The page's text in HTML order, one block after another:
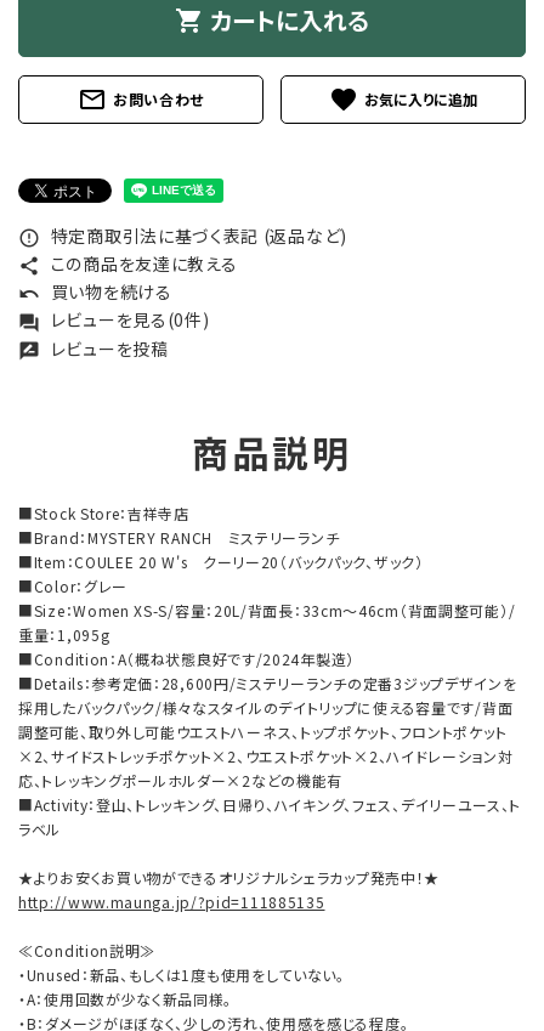
shopping_cart カートに入れる
mail_outline お問い合わせ favorite
error_outline 特定商取引法に基づく表記 (返品など)
share この商品を友達に教える
undo 買い物を続ける
forum レビューを見る(0件)
rate_review レビューを投稿
商品説明
■Stock Store：吉祥寺店
■Brand：MYSTERY RANCH ミステリーランチ
■Item：COULEE 20 W's クーリー20（バックパック、ザック）
■Color：グレー
■Size：Women XS-S/容量：20L/背面長：33cm～46cm（背面調整可能）/
重量：1,095g
■Condition：A（概ね状態良好です/2024年製造）
■Details：参考定価：28,600円/ミステリーランチの定番3ジップデザインを
採用したバックパック/様々なスタイルのデイトリップに使える容量です/背面
調整可能、取り外し可能ウエストハーネス、トップポケット、フロントポケット
×2、サイドストレッチポケット×2、ウエストポケット×2、ハイドレーション対
応、トレッキングポールホルダー×2などの機能有
■Activity：登山、トレッキング、日帰り、ハイキング、フェス、デイリーユース、ト
ラベル
★よりお安くお買い物ができるオリジナルシェラカップ発売中！★
http://www.maunga.jp/?pid=111885135
≪Condition説明≫
・Unused：新品、もしくは1度も使用をしていない。
・A：使用回数が少なく新品同様。
・B：ダメージがほぼなく、少しの汚れ、使用感を感じる程度。